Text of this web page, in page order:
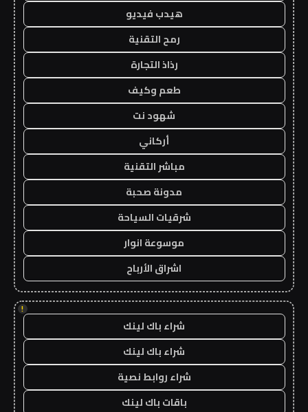
هيدب فيديو
رمح التقنية
رذاذ التجارة
طعم وكيف
شهود نت
أركاني
مباشر التقنية
مدونة صحبة
شرقيات السياحة
موسوعة انوار
اشراق الأرباح
!
شراء باك لينك
شراء باك لينك
شراء روابط نصية
باقات باك لينك